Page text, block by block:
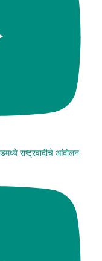
राष्ट्रवादीचे आंदोलन